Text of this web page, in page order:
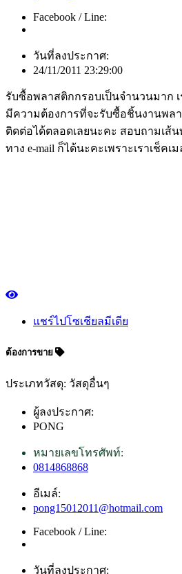
Facebook / Line:
วันที่ลงประกาศ:
24/11/2011 23:29:00
รับซื้อพลาสติกกรอบเป็นจำนวนมาก
มีความต้องการที่จะรับซื้อชิ้นงานพลา
ติดต่อได้ตลอดเลยนะคะ สอบถามเส้น
ทาง e-mail ก็ได้นะคะเพราะเราเช็คเ
แชร์ไปโซเชียลมีเดีย
ต้องการขาย
ประเภทวัสดุ: วัสดุอื่นๆ
ผู้ลงประกาศ:
PONG
หมายเลขโทรศัพท์:
0814868868
อีเมล์:
pong15012011@hotmail.com
Facebook / Line:
วันที่ลงประกาศ: